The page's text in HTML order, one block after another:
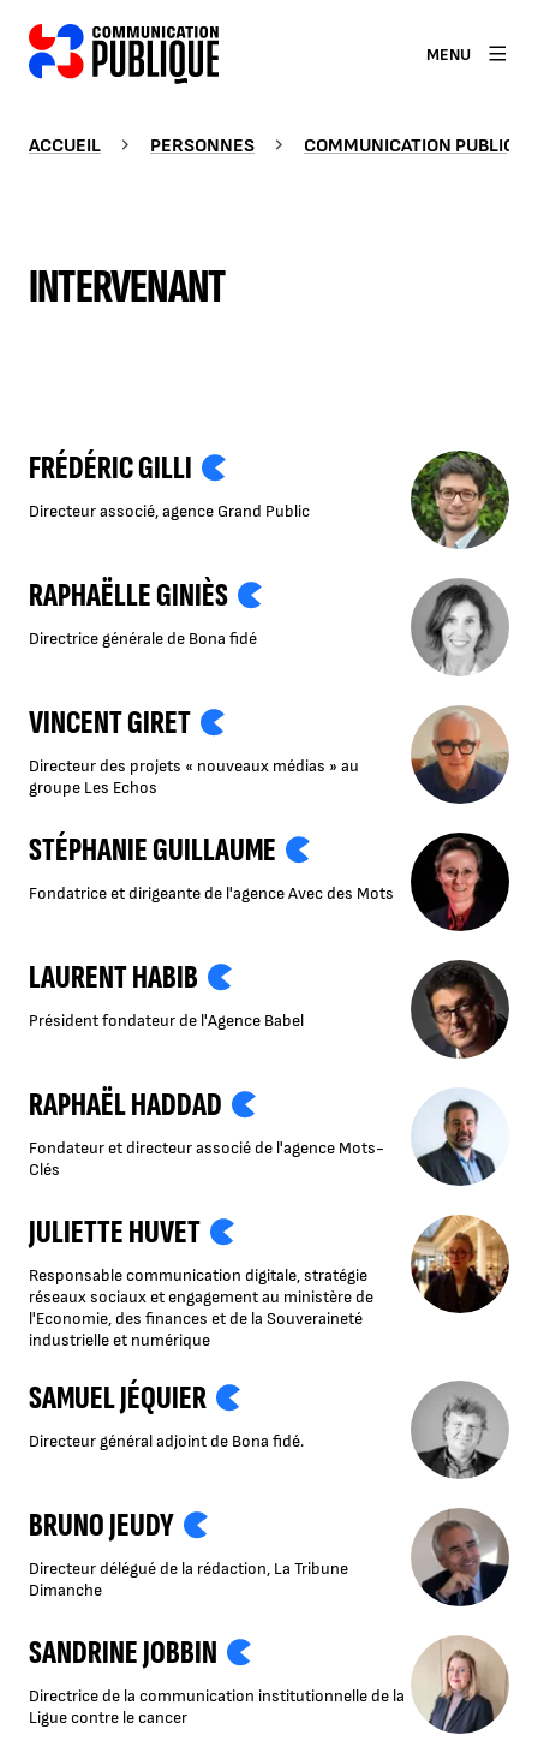
MENU
ACCUEIL PERSONNES COMMUNICATION PUBLIQUE
INTERVENANT
FRÉDÉRIC GILLI
Directeur associé, agence Grand Public
RAPHAËLLE GINIÈS
Directrice générale de Bona fidé
VINCENT GIRET
Directeur des projets « nouveaux médias » au
groupe Les Echos
STÉPHANIE GUILLAUME
Fondatrice et dirigeante de l'agence Avec des Mots
LAURENT HABIB
Président fondateur de l'Agence Babel
RAPHAËL HADDAD
Fondateur et directeur associé de l'agence Mots-
Clés
JULIETTE HUVET
Responsable communication digitale, stratégie
réseaux sociaux et engagement au ministère de
l'Economie, des finances et de la Souveraineté
industrielle et numérique
SAMUEL JÉQUIER
Directeur général adjoint de Bona fidé.
BRUNO JEUDY
Directeur délégué de la rédaction, La Tribune
Dimanche
SANDRINE JOBBIN
Directrice de la communication institutionnelle de la
Ligue contre le cancer